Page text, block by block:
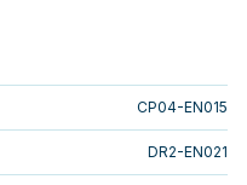
CP04-EN015
DR2-EN021